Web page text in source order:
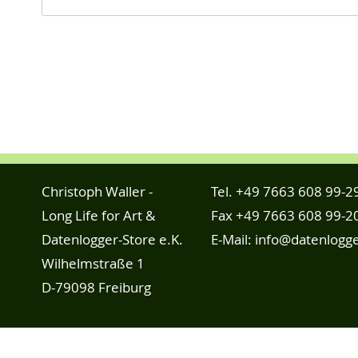
Christoph Waller -
Long Life for Art &
Datenlogger-Store e.K.
Wilhelmstraße 1
D-79098 Freiburg
Tel. +49 7663 608 99-
Fax +49 7663 608 99-
E-Mail: